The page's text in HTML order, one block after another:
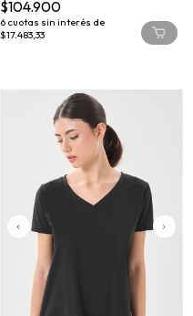
6cuotas sin interés de
$17.483,33